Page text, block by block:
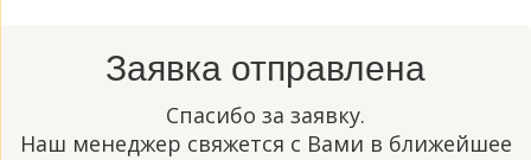
Заявка отправлена
Спасибо за заявку.
Наш менеджер свяжется с Вами в ближейшее